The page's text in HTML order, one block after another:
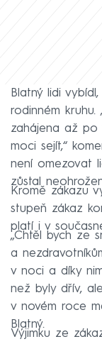
Blatný lidi
rodinném
zahájena až po
moci sejít,“
není omezovat
zůstal
Kromě zákazu
stupeň zákaz
platí i v
„Chtěl bych ze
a
v noci a díky
než byly dřív,
v novém roce
Blatný.
Výjimku ze